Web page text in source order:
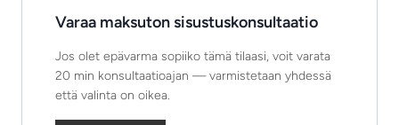
Varaa maksuton sisustuskonsultaatio
Jos olet epävarma sopiiko tämä tilaasi, voit varata
20 min konsultaatioajan — varmistetaan yhdessä
että valinta on oikea.